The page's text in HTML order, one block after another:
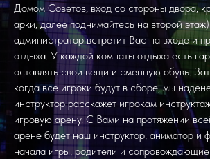
Домом Советов, вход со стороны двора,
арки, далее поднимайтесь на второй
администратор встретит Вас на входе и
отдыха. У каждой комнаты отдыха есть
оставлять свои вещи и сменную обувь.
когда все игроки будут в сборе, мы
инструктор расскажет игрокам
игровую арену. С Вами на протяжении
арене будет наш инструктор, аниматор и
начала игры, родители и